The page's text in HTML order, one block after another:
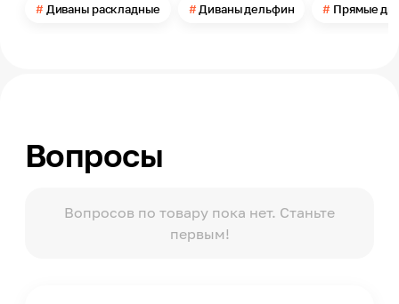
Длина
Длина спального места
2000
Диваны раскладные Диваны дельфин Прямые
Вопросы
Вопросов по товару пока нет. Станьте
первым!